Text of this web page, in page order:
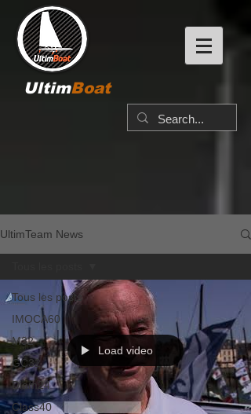
UltimBoat
UltimTeam News
Tous les posts
IMOCA60
M32
GC32
Diam24
Class40
Load video